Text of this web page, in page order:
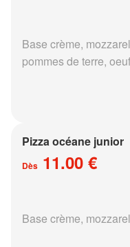
Base crème,
pommes de terre, oeuf
Pizza océane junior
Dès 11.00 €
Base crème,